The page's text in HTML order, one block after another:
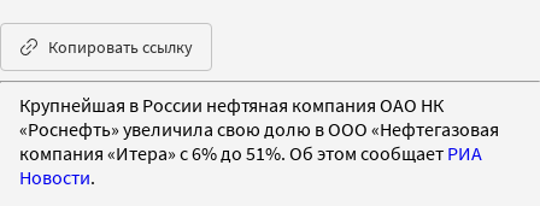
Копировать ссылку
Крупнейшая в России нефтяная компания ОАО НК
«Роснефть» увеличила свою долю в ООО «Нефтегазовая
компания «Итера» с 6% до 51%. Об этом сообщает РИА
Новости.